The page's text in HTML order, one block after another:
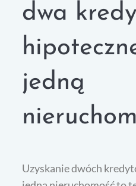
dwa
jedną
Uzyskanie dwóch